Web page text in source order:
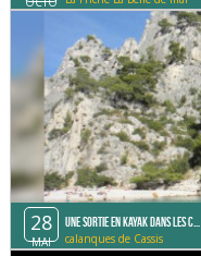
28
MAI
Une sortie en Kayak dans les C...
calanques de Cassis